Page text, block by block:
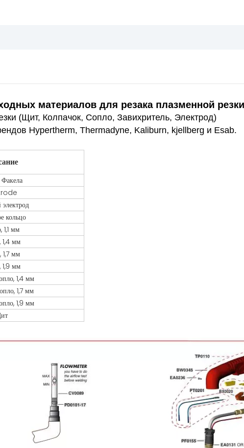
материалов для резака плазменной
(Щит, Колпачок, Сопло, Завихритель, Электрод)
Hypertherm, Thermadyne, Kaliburn, kjellberg и Esab.
кольцо
1,1 мм
1,4 мм
1,7 мм
1,9 мм
1,4 мм
1,7 мм
1,9 мм